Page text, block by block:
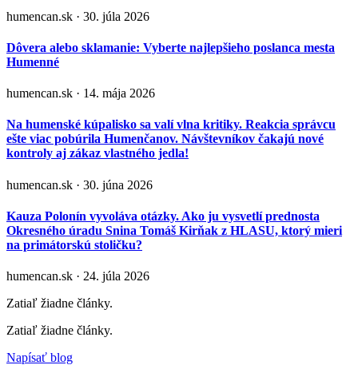
humencan.sk · 30. júla 2026
Dôvera alebo sklamanie: Vyberte najlepšieho poslanca mesta
Humenné
humencan.sk · 14. mája 2026
Na humenské kúpalisko sa valí vlna kritiky. Reakcia správcu
ešte viac pobúrila Humenčanov. Návštevníkov čakajú nové
kontroly aj zákaz vlastného jedla!
humencan.sk · 30. júna 2026
Kauza Polonín vyvoláva otázky. Ako ju vysvetlí prednosta
Okresného úradu Snina Tomáš Kirňak z HLASU, ktorý mieri
na primátorskú stoličku?
humencan.sk · 24. júla 2026
Zatiaľ žiadne články.
Zatiaľ žiadne články.
Napísať blog